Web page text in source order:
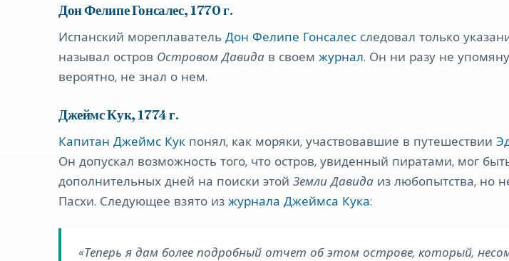
Дон Фелипе Гонсалес, 1770 г.
Испанский мореплаватель Дон Фелипе Гонсалес следовал только
называл остров Островом Давида в своем журнал. Он ни разу не
вероятно, не знал о нем.
Джеймс Кук, 1774 г.
Капитан Джеймс Кук понял, как моряки, участвовавшие в путешествии
Он допускал возможность того, что остров, увиденный пиратами, мог
дополнительных дней на поиски этой Земли Давида из любопытства, но
Пасхи. Следующее взято из журнала Джеймса Кука:
Теперь я дам более подробный отчет об этом острове, который,